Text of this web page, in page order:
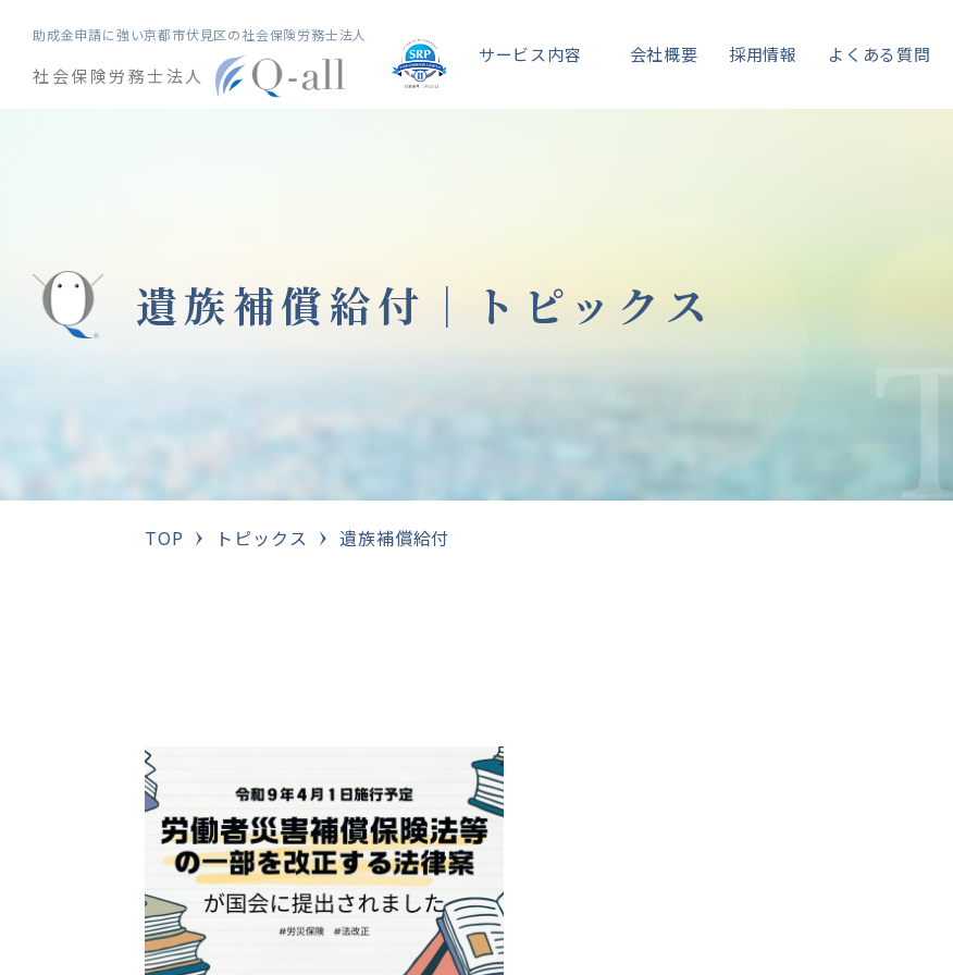
助成金申請に強い京都市伏見区の社会保険労務士法人
社会保険労務士法人
サービス内容 会社概要 採用情報 よくある質問
遺族補償給付｜ トピックス
TOP トピックス 遺族補償給付